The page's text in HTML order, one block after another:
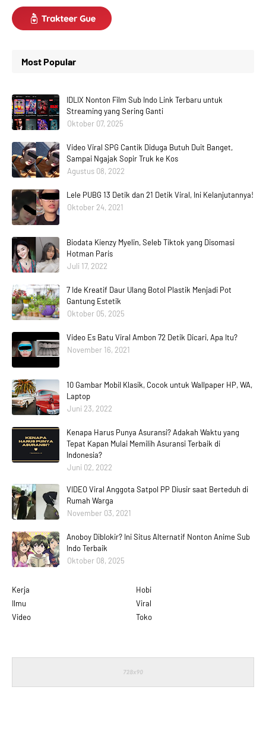
Most Popular
IDLIX Nonton Film Sub Indo Link Terbaru untuk
Streaming yang Sering Ganti
Oktober 07, 2025
Video Viral SPG Cantik Diduga Butuh Duit Banget,
Sampai Ngajak Sopir Truk ke Kos
Agustus 08, 2022
Lele PUBG 13 Detik dan 21 Detik Viral, Ini Kelanjutannya!
Oktober 24, 2021
Biodata Kienzy Myelin, Seleb Tiktok yang Disomasi
Hotman Paris
Juli 17, 2022
7 Ide Kreatif Daur Ulang Botol Plastik Menjadi Pot
Gantung Estetik
Oktober 05, 2025
Video Es Batu Viral Ambon 72 Detik Dicari, Apa Itu?
November 16, 2021
10 Gambar Mobil Klasik, Cocok untuk Wallpaper HP, WA,
Laptop
Juni 23, 2022
Kenapa Harus Punya Asuransi? Adakah Waktu yang
Tepat Kapan Mulai Memilih Asuransi Terbaik di
Indonesia?
Juni 02, 2022
VIDEO Viral Anggota Satpol PP Diusir saat Berteduh di
Rumah Warga
November 03, 2021
Anoboy Diblokir? Ini Situs Alternatif Nonton Anime Sub
Indo Terbaik
Oktober 08, 2025
Kerja
Hobi
Ilmu
Viral
Video
Toko